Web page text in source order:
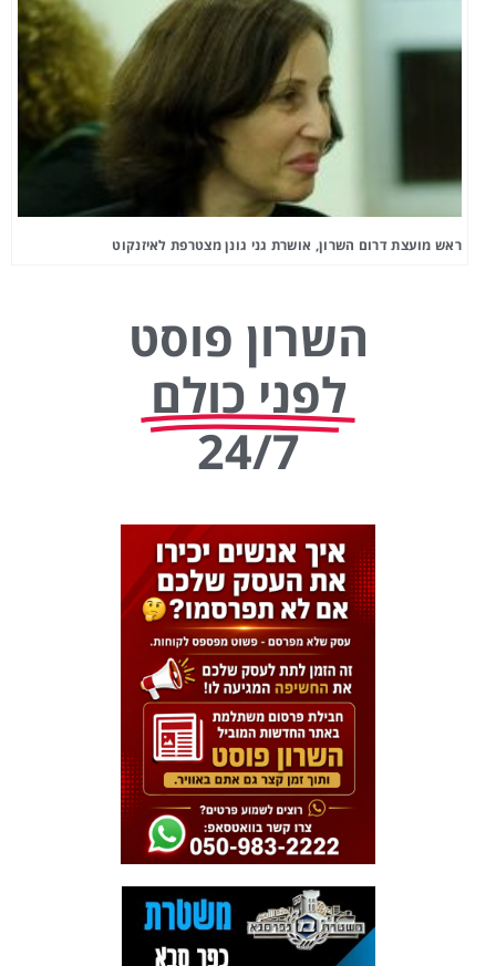
ראש מועצת דרום השרון, אושרת גני גונן מצטרפת לאיזנקוט
השרון פוסט
לפני כולם
24/7